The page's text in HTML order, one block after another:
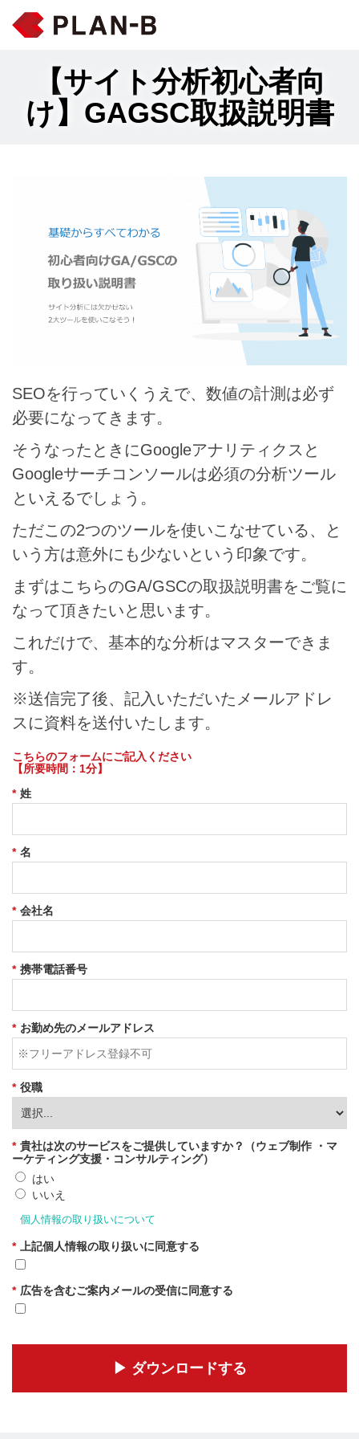
【サイト分析初心者向
け】GAGSC取扱説明書
SEOを行っていくうえで、数値の計測は必ず
必要になってきます。
そうなったときにGoogleアナリティクスと
Googleサーチコンソールは必須の分析ツール
といえるでしょう。
ただこの2つのツールを使いこなせている、と
いう方は意外にも少ないという印象です。
まずはこちらのGA/GSCの取扱説明書をご覧に
なって頂きたいと思います。
これだけで、基本的な分析はマスターできま
す。
※送信完了後、記入いただいたメールアドレ
スに資料を送付いたします。
こちらのフォームにご記入ください
【所要時間：1分】
* 姓
* 名
* 会社名
* 携帯電話番号
* お勤め先のメールアドレス
* 役職
* 貴社は次のサービスをご提供していますか？（ウェブ制作 ・マ
ーケティング支援・コンサルティング）
はい
いいえ
個人情報の取り扱いについて
* 上記個人情報の取り扱いに同意する
* 広告を含むご案内メールの受信に同意する
▶︎ ダウンロードする